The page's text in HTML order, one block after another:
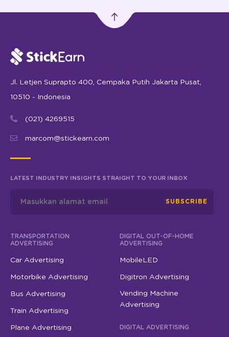
Jl. Letjen Suprapto 400, Cempaka Putih Jakarta Pusat,
10510 - Indonesia
(021) 4269515
marcom@stickearn.com
LATEST INDUSTRY INSIGHTS STRAIGHT TO YOUR INBOX
SUBSCRIBE
TRANSPORTATION
ADVERTISING
Car Advertising
Motorbike Advertising
Bus Advertising
Train Advertising
Plane Advertising
DIGITAL OUT-OF-HOME
ADVERTISING
MobileLED
Digitron Advertising
Vending Machine
Advertising
DIGITAL ADVERTISING